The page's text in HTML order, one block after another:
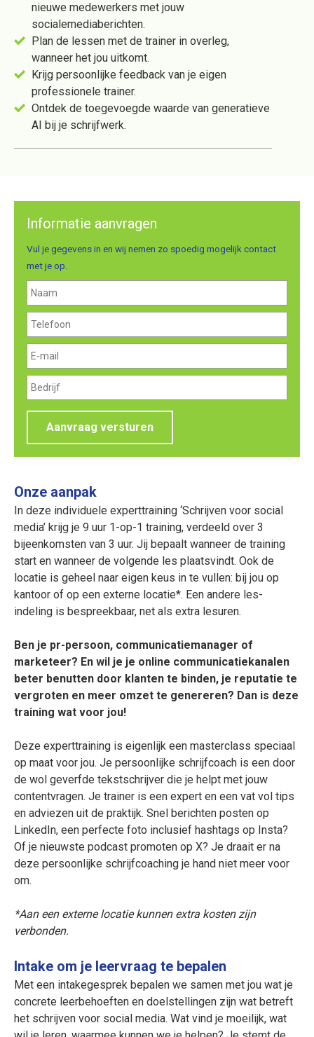
nieuwe medewerkers met jouw
socialemediaberichten.
Plan de lessen met de trainer in overleg,
wanneer het jou uitkomt.
Krijg persoonlijke feedback van je eigen
professionele trainer.
Ontdek de toegevoegde waarde van generatieve
AI bij je schrijfwerk.
Informatie aanvragen
Vul je gegevens in en wij nemen zo spoedig mogelijk contact
met je op.
Aanvraag versturen
Onze aanpak
In deze individuele experttraining ‘Schrijven voor social
media’ krijg je 9 uur 1-op-1 training, verdeeld over 3
bijeenkomsten van 3 uur. Jij bepaalt wanneer de training
start en wanneer de volgende les plaatsvindt. Ook de
locatie is geheel naar eigen keus in te vullen: bij jou op
kantoor of op een externe locatie*. Een andere les-
indeling is bespreekbaar, net als extra lesuren.
Ben je pr-persoon, communicatiemanager of
marketeer? En wil je je online communicatiekanalen
beter benutten door klanten te binden, je reputatie te
vergroten en meer omzet te genereren? Dan is deze
training wat voor jou!
Deze experttraining is eigenlijk een masterclass speciaal
op maat voor jou. Je persoonlijke schrijfcoach is een door
de wol geverfde tekstschrijver die je helpt met jouw
contentvragen. Je trainer is een expert en een vat vol tips
en adviezen uit de praktijk. Snel berichten posten op
LinkedIn, een perfecte foto inclusief hashtags op Insta?
Of je nieuwste podcast promoten op X? Je draait er na
deze persoonlijke schrijfcoaching je hand niet meer voor
om.
*Aan een externe locatie kunnen extra kosten zijn
verbonden.
Intake om je leervraag te bepalen
Met een intakegesprek bepalen we samen met jou wat je
concrete leerbehoeften en doelstellingen zijn wat betreft
het schrijven voor social media. Wat vind je moeilijk, wat